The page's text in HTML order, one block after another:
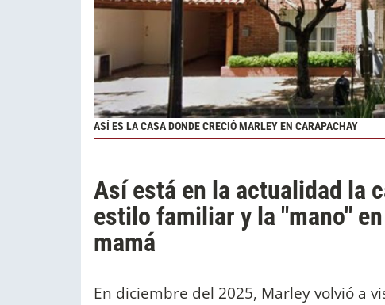
ASÍ ES LA CASA DONDE CRECIÓ MARLEY EN CARAPACHAY
Así está en la actualidad la
estilo familiar y la "mano"
mamá
En diciembre del 2025, Marley volvió a